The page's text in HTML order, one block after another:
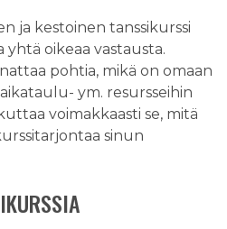
ja kestoinen tanssikurssi
yhtä oikeaa vastausta.
pohtia, mikä on omaan
ym. resursseihin
voimakkaasti se, mitä
sinun